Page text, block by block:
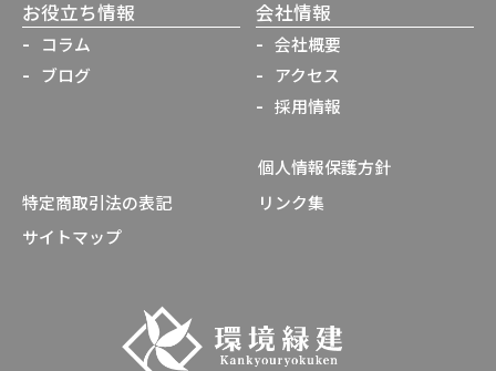
個人情報保護方針
特定商取引法の表記
リンク集
サイトマップ
お役立ち情報
コラム
ブログ
会社情報
会社概要
アクセス
採用情報